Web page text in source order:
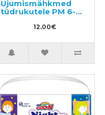
Ujumismähkmed
tüdrukutele PM 6-
12.00€